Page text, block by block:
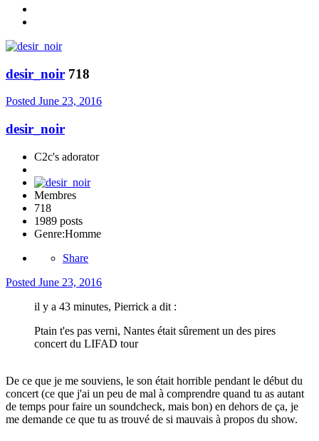
desir_noir 718
Posted June 23, 2016
desir_noir
C2c's adorator
Membres
718
1989 posts
Genre:Homme
Share
Posted June 23, 2016
il y a 43 minutes, Pierrick a dit :
Ptain t'es pas verni, Nantes était sûrement un des pires
concert du LIFAD tour
De ce que je me souviens, le son était horrible pendant le début du
concert (ce que j'ai un peu de mal à comprendre quand tu as autant
de temps pour faire un soundcheck, mais bon) en dehors de ça, je
me demande ce que tu as trouvé de si mauvais à propos du show.